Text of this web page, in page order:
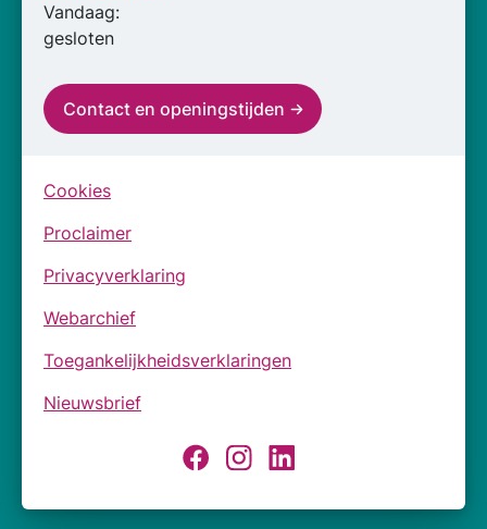
Vandaag:
gesloten
Contact en openingstijden
Cookies
Proclaimer
Privacyverklaring
Webarchief
Toegankelijkheidsverklaringen
Nieuwsbrief